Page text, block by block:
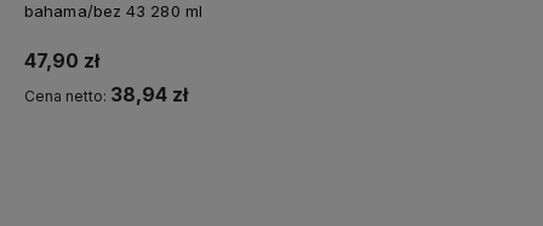
bahama/bez 43 280 ml
47,90 zł
Cena netto: 38,94 zł